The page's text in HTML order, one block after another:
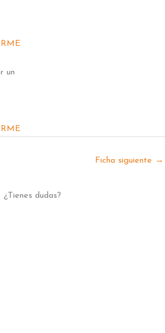
un
Ficha siguiente →
¿Tienes dudas?